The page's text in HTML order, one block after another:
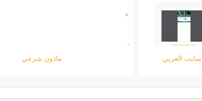
دليل المواقع العربية | دليل الويب سايت العربي